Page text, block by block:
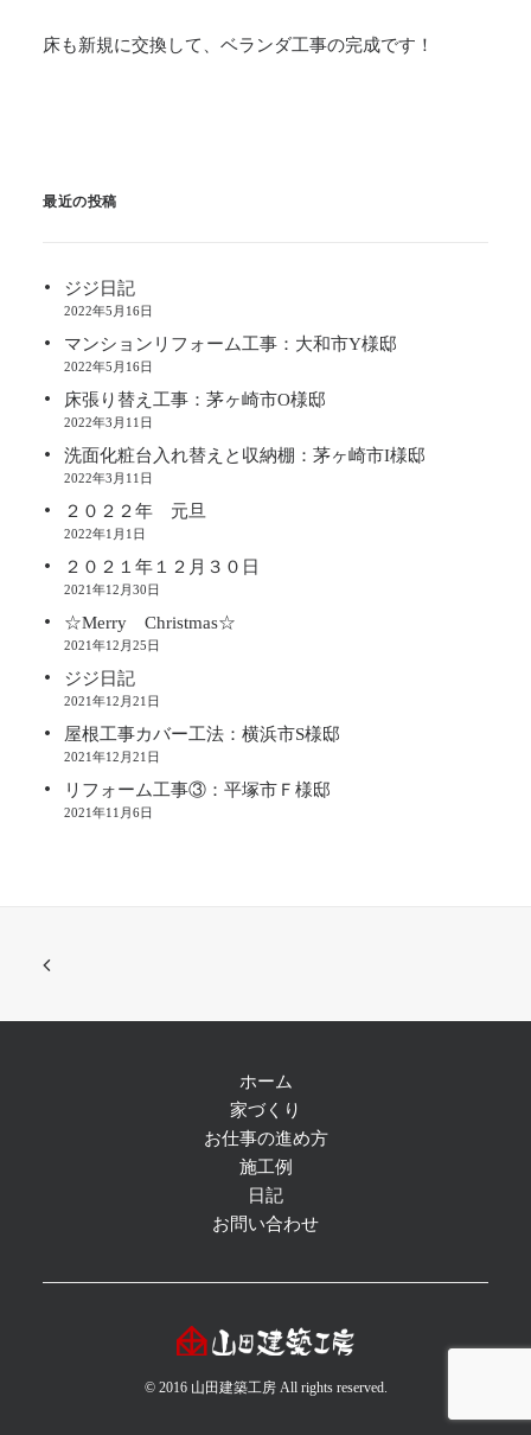
床も新規に交換して、ベランダ工事の完成です！
最近の投稿
ジジ日記
2022年5月16日
マンションリフォーム工事：大和市Y様邸
2022年5月16日
床張り替え工事：茅ヶ崎市O様邸
2022年3月11日
洗面化粧台入れ替えと収納棚：茅ヶ崎市I様邸
2022年3月11日
２０２２年 元旦
2022年1月1日
２０２１年１２月３０日
2021年12月30日
☆Merry Christmas☆
2021年12月25日
ジジ日記
2021年12月21日
屋根工事カバー工法：横浜市S様邸
2021年12月21日
リフォーム工事③：平塚市Ｆ様邸
2021年11月6日
ホーム
家づくり
お仕事の進め方
施工例
日記
お問い合わせ
© 2016 山田建築工房 All rights reserved.